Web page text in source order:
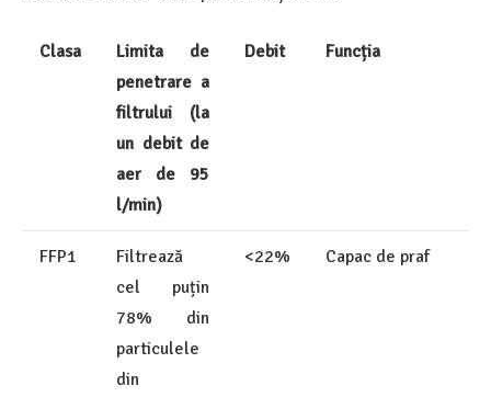
Clasa Limita
de
penetrare a
filtrului (la
un debit de
aer de 95
l/min)
Debit Funcția
FFP1
Filtrează
cel puțin
78% din
particulele
din
<22% Capac de praf